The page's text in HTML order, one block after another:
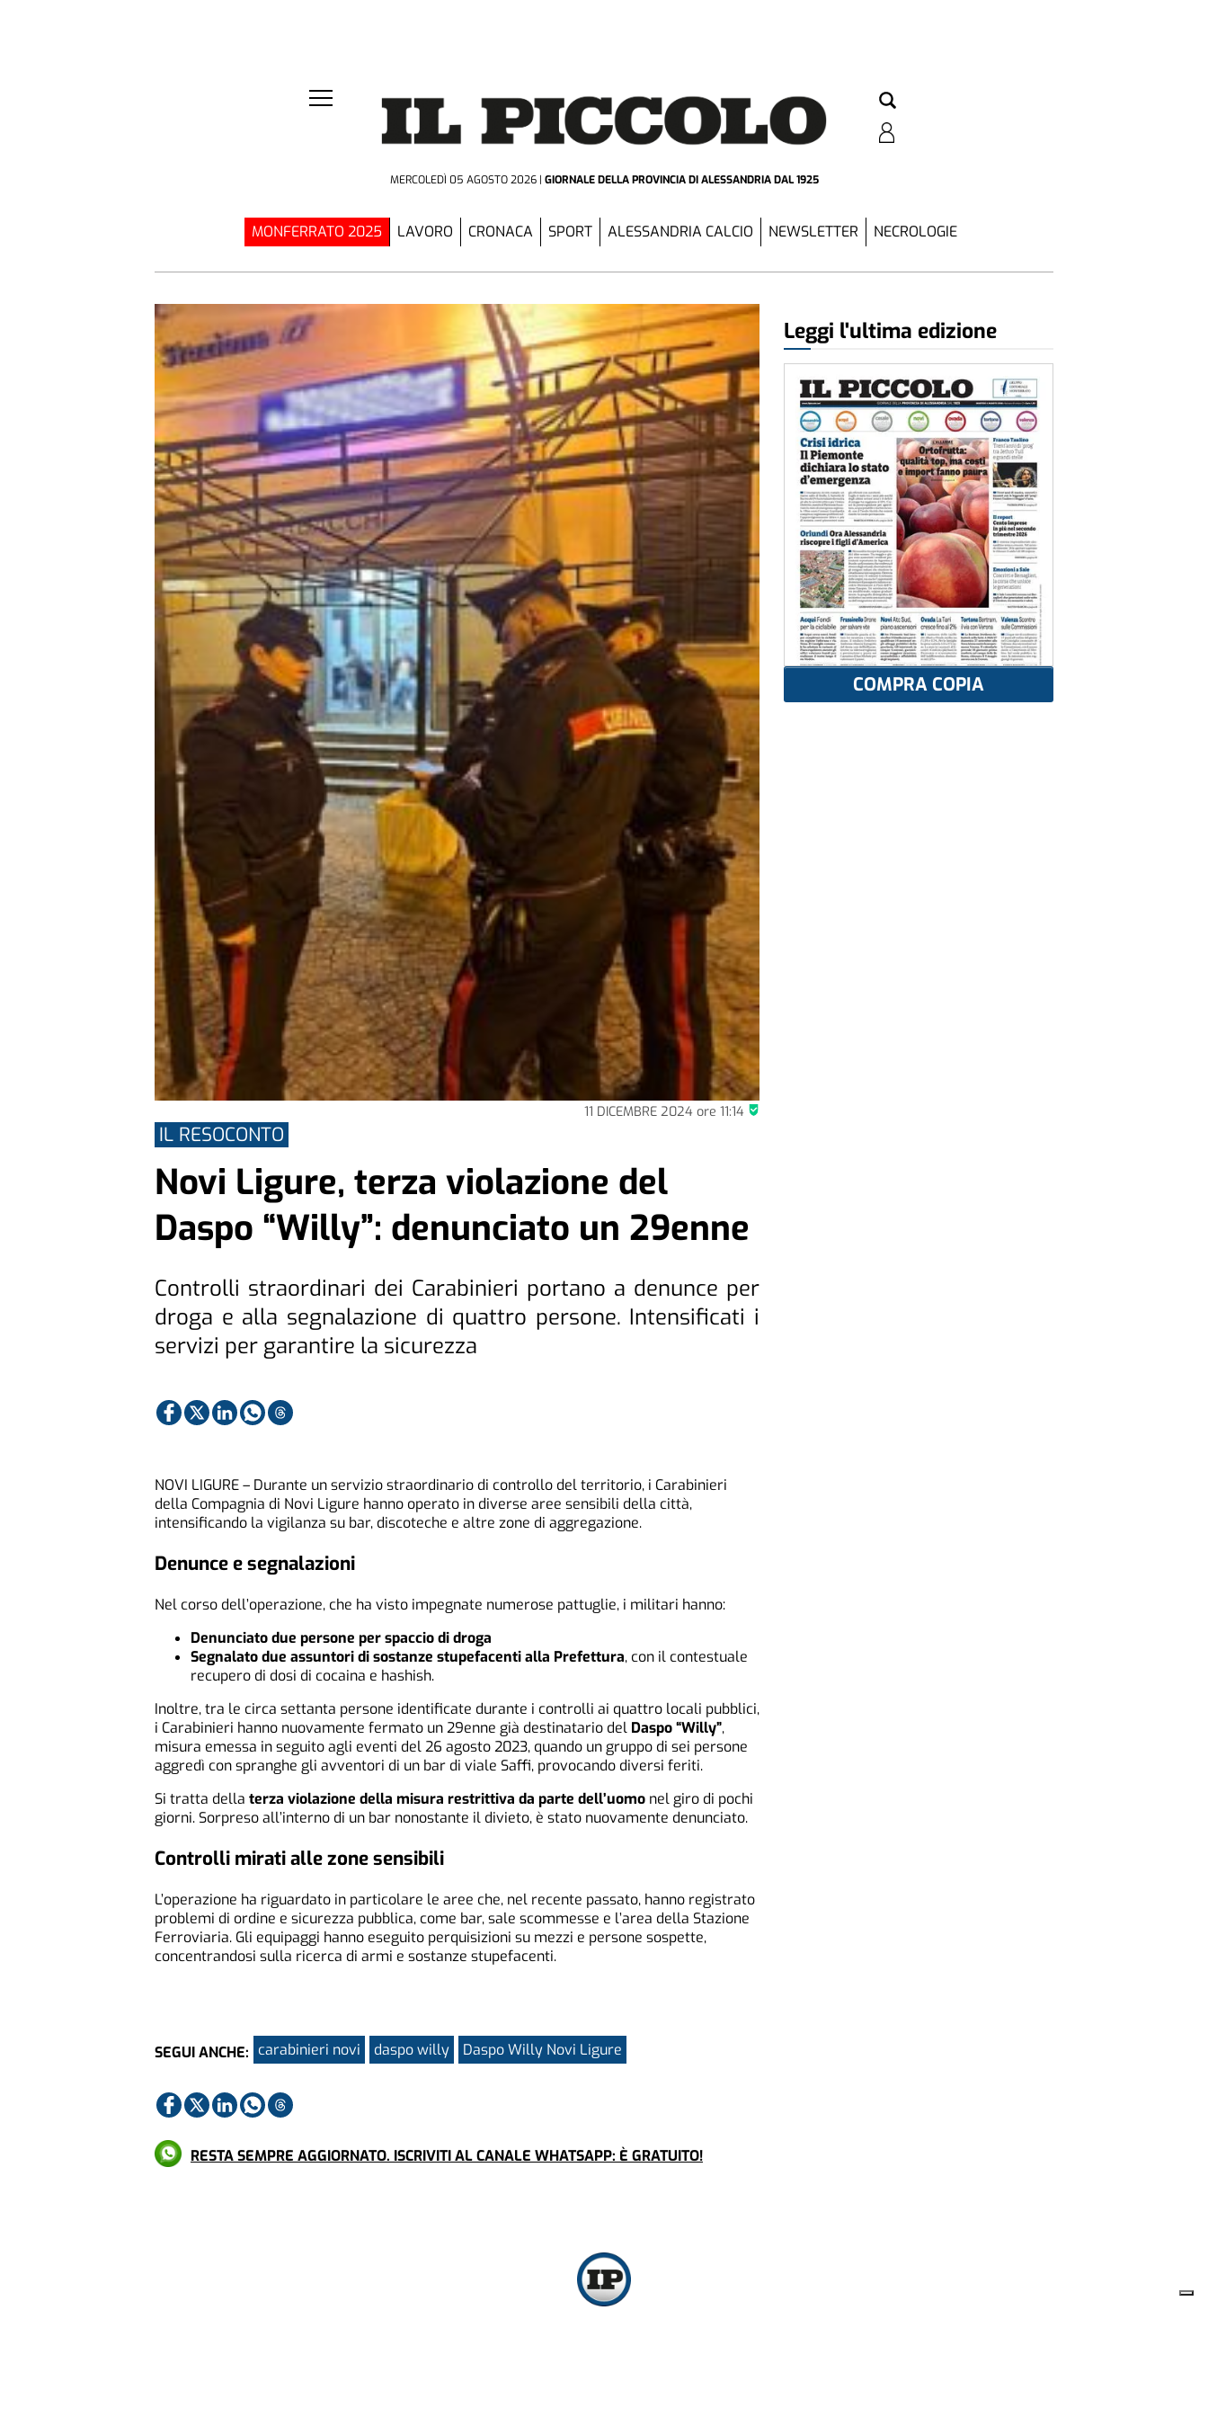
MERCOLEDÌ 05 AGOSTO 2026 GIORNALE DELLA PROVINCIADI ALESSANDRIA DAL 1925
MONFERRATO 2025 LAVORO CRONACA SPORT ALESSANDRIA CALCIO NEWSLETTER NECROLOGIE
11 DICEMBRE 2024ore 11:14
IL RESOCONTO
Novi Ligure, terza violazione del
Daspo “Willy”: denunciato un 29enne
Controlli straordinari dei Carabinieri portano a denunce per
droga e alla segnalazione di quattro persone. Intensificati i
servizi per garantire la sicurezza
NOVI LIGURE – Durante un servizio straordinario di controllo del territorio, i Carabinieri
della Compagnia di Novi Ligure hanno operato in diverse aree sensibili della città,
intensificando la vigilanza su bar, discoteche e altre zone di aggregazione.
Denunce e segnalazioni
Nel corso dell’operazione, che ha visto impegnate numerose pattuglie, i militari hanno:
Denunciato due persone per spaccio di droga
Segnalato due assuntori di sostanze stupefacenti alla Prefettura, con il contestuale
recupero di dosi di cocaina e hashish.
Inoltre, tra le circa settanta persone identificate durante i controlli ai quattro locali pubblici,
i Carabinieri hanno nuovamente fermato un 29enne già destinatario del Daspo “Willy”,
misura emessa in seguito agli eventi del 26 agosto 2023, quando un gruppo di sei persone
aggredì con spranghe gli avventori di un bar di viale Saffi, provocando diversi feriti.
Si tratta della terza violazione della misura restrittiva da parte dell’uomo nel giro di pochi
giorni. Sorpreso all’interno di un bar nonostante il divieto, è stato nuovamente denunciato.
Controlli mirati alle zone sensibili
L’operazione ha riguardato in particolare le aree che, nel recente passato, hanno registrato
problemi di ordine e sicurezza pubblica, come bar, sale scommesse e l’area della Stazione
Ferroviaria. Gli equipaggi hanno eseguito perquisizioni su mezzi e persone sospette,
concentrandosi sulla ricerca di armi e sostanze stupefacenti.
SEGUI ANCHE: carabinieri novi daspo willy Daspo Willy Novi Ligure
RESTA SEMPRE AGGIORNATO. ISCRIVITI AL CANALE WHATSAPP: È GRATUITO!
Leggi l'ultima edizione
COMPRA COPIA